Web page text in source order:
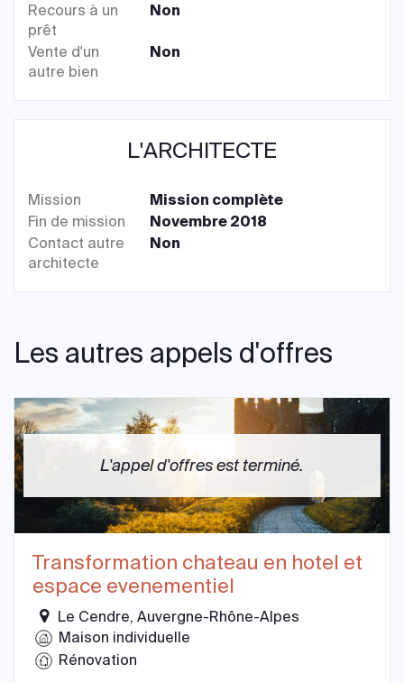
Recours à un
prêt
Non
Vente d'un
autre bien
Non
L'ARCHITECTE
Mission
Mission complète
Fin de mission
Novembre 2018
Contact autre
architecte
Non
Les autres appels d'offres
L'appel d'offres est terminé.
Transformation chateau en hotel et
espace evenementiel
Le Cendre, Auvergne-Rhône-Alpes
Maison individuelle
Rénovation